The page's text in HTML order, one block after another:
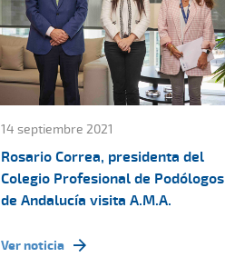
14 septiembre 2021
Rosario Correa, presidenta del
Colegio Profesional de Podólogos
de Andalucía visita A.M.A.
Ver noticia